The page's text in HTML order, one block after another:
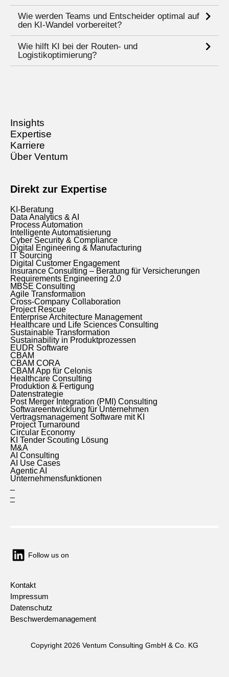
Wie werden Teams und Entscheider optimal auf
den KI-Wandel vorbereitet?
Wie hilft KI bei der Routen- und
Logistikoptimierung?
Insights
Expertise
Karriere
Über Ventum
Direkt zur Expertise
KI-Beratung
Data Analytics & AI
Process Automation
Intelligente Automatisierung
Cyber Security & Compliance
Digital Engineering & Manufacturing
IT Sourcing
Digital Customer Engagement
Insurance Consulting – Beratung für Versicherungen
Requirements Engineering 2.0
MBSE Consulting
Agile Transformation
Cross-Company Collaboration
Project Rescue
Enterprise Architecture Management
Healthcare und Life Sciences Consulting
Sustainable Transformation
Sustainability in Produktprozessen
EUDR Software
CBAM
CBAM CORA
CBAM App für Celonis
Healthcare Consulting
Produktion & Fertigung
Datenstrategie
Post Merger Integration (PMI) Consulting
Softwareentwicklung für Unternehmen
Vertragsmanagement Software mit KI
Project Turnaround
Circular Economy
KI Tender Scouting Lösung
M&A
AI Consulting
AI Use Cases
Agentic AI
Unternehmensfunktionen
–
Follow us on
Kontakt
Impressum
Datenschutz
Beschwerdemanagement
Copyright 2026 Ventum Consulting GmbH & Co. KG